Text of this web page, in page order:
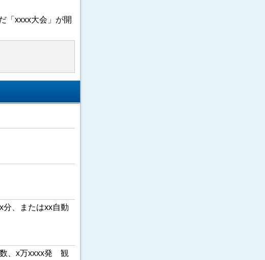
「xxxx大会」が開
分、またはxx自動
、x万xxxx発 観